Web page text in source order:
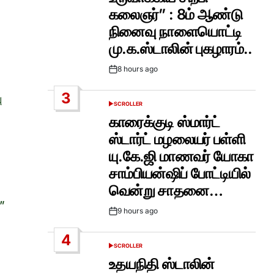
கலைஞர்” : 8ம் ஆண்டு
நினைவு நாளையொட்டி
மு.க.ஸ்டாலின் புகழாரம்..
Post8 hours ago
3
POSTED
SCROLLER
காரைக்குடி ஸ்மார்ட்
ஸ்டார்ட் மழலையர் பள்ளி
யு.கே.ஜி மாணவர் யோகா
சாம்பியன்ஷிப் போட்டியில்
வென்று சாதனை…
Post9 hours ago
4
POSTED
SCROLLER
உதயநிதி ஸ்டாலின்